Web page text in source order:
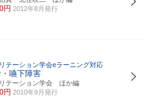
円 2012年8月発行
テーション学会eラーニング対応
嚥下障害
テーション学会 ほか編
円 2010年9月発行